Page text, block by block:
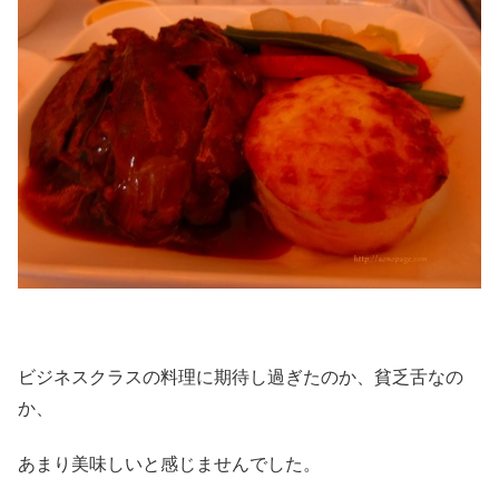
ビジネスクラスの料理に期待し過ぎたのか、貧乏舌なの
か、
あまり美味しいと感じませんでした。